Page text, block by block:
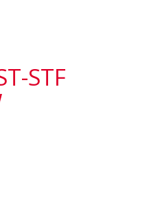
STF